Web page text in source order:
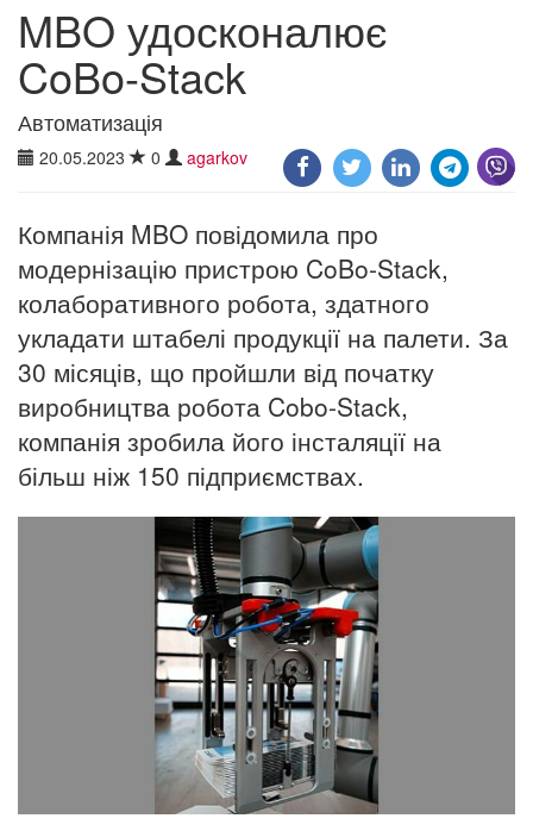
MBO удосконалює
CoBo-Stack
Автоматизація
20.05.2023 0 agarkov
Компанія MBO повідомила про
модернізацію пристрою CoBo-Stack,
колаборативного робота, здатного
укладати штабелі продукції на палети. За
30 місяців, що пройшли від початку
виробництва робота Cobo-Stack,
компанія зробила його інсталяції на
більш ніж 150 підприємствах.